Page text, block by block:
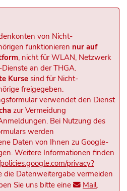
von Nicht-
funktionieren nur auf
, nicht für WLAN, Netzwerk
an der THGA.
Kurse sind für Nicht-
freigegeben.
verwendet den Dienst
zur Vermeidung
Bei Nutzung des
werden
Daten von Ihnen zu Google-
Weitere Informationen finden
privacy?
die Datenweitergabe vermeiden
Sie uns bitte eine
Mail.